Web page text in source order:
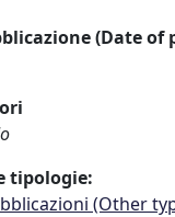
(Date of
tipologie:
(Other